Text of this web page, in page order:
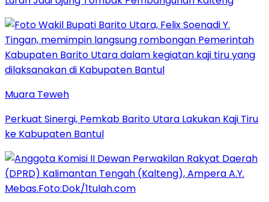
Muara Teweh
Perkuat Sinergi, Pemkab Barito Utara Lakukan Kaji Tiru
ke Kabupaten Bantul